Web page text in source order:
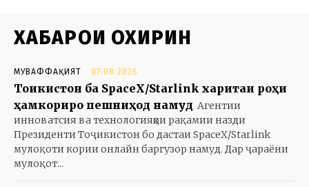
ХАБАРҲОИ ОХИРИН
МУВАФФАҚИЯТ 07.08.2026
Тоҷикистон ба SpaceX/Starlink харитаи роҳи
ҳамкориро пешниҳод намуд Агентии
инноватсия ва технологияҳои рақамии назди
Президенти Тоҷикистон бо дастаи SpaceX/Starlink
мулоқоти кории онлайн баргузор намуд. Дар ҷараёни
мулоқот...